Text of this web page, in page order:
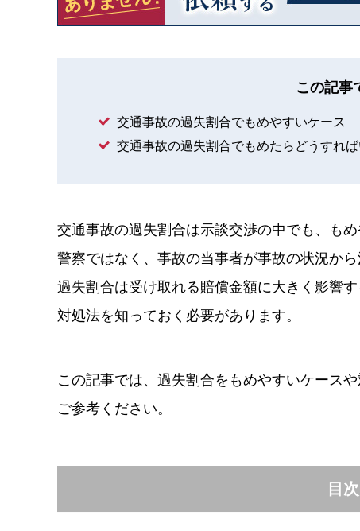
この記事
交通事故の過失割合でもめやすいケース
交通事故の過失割合でもめたらどうすれ
交通事故の過失割合は示談交渉の中でも、も
警察ではなく、事故の当事者が事故の状況から
過失割合は受け取れる賠償金額に大きく影響
対処法を知っておく必要があります。
この記事では、過失割合をもめやすいケース
ご参考ください。
目次